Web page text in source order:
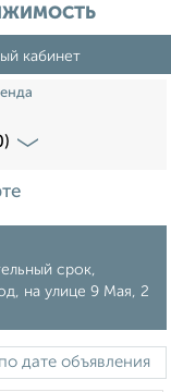
кабинет
срок,
на улице 9 Мая, 2